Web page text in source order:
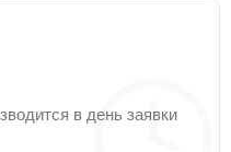
в день заявки